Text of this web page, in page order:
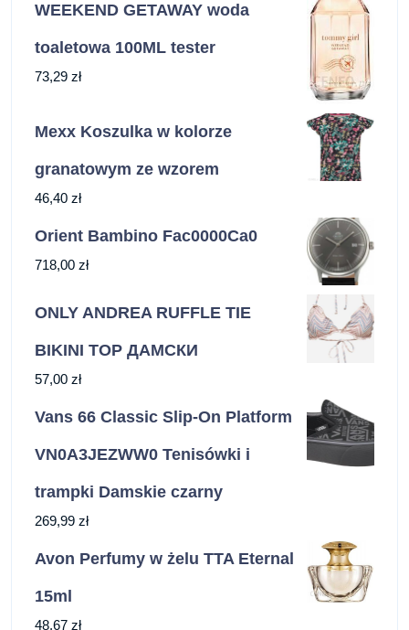
WEEKEND GETAWAY woda
toaletowa 100ML tester
73,29 zł
Mexx Koszulka w kolorze
granatowym ze wzorem
46,40 zł
Orient Bambino Fac0000Ca0
718,00 zł
ONLY ANDREA RUFFLE TIE
BIKINI TOP ДАМСКИ
57,00 zł
Vans 66 Classic Slip-On Platform
VN0A3JEZWW0 Tenisówki i
trampki Damskie czarny
269,99 zł
Avon Perfumy w żelu TTA Eternal
15ml
48,67 zł